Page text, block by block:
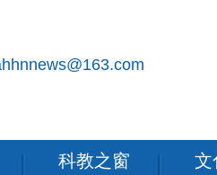
科教之窗
文